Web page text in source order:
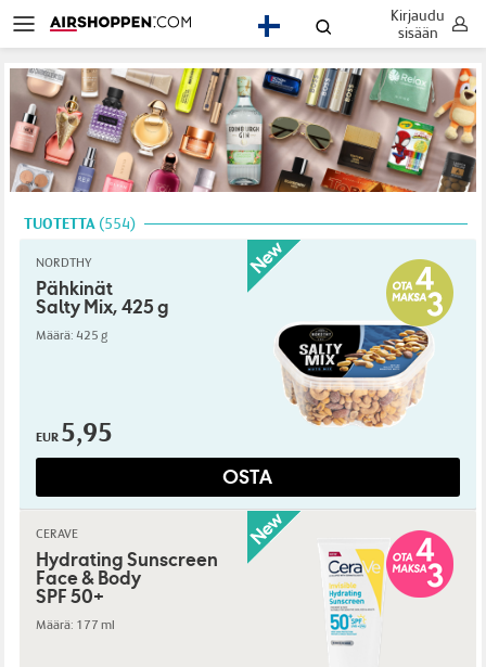
Kirjaudu
sisään
554
TUOTETTA
NORDTHY
Pähkinät
Salty Mix, 425 g
Määrä: 425 g
EUR 5,95
OSTA
CERAVE
Hydrating Sunscreen
Face & Body
SPF 50+
Määrä: 177 ml